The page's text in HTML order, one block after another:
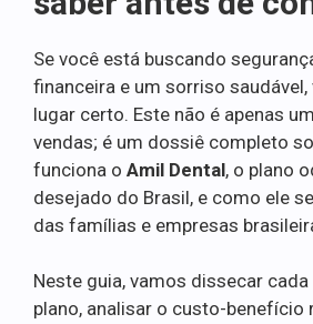
Se você está buscando
financeira e um sorriso
lugar certo. Este não é apenas
vendas; é um dossiê completo
funciona o Amil Dental, o plano
desejado do Brasil, e como ele
das famílias e empresas
Neste guia, vamos dissecar
plano, analisar o custo-benefício